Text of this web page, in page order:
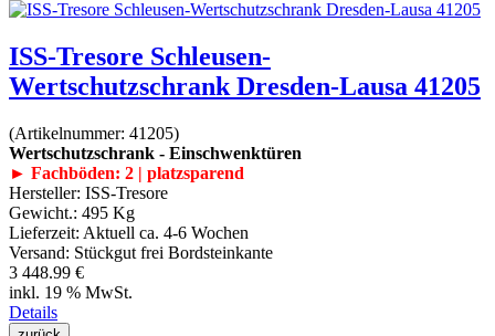
ISS-Tresore Schleusen-
Wertschutzschrank Dresden-Lausa 41205
(Artikelnummer: 41205)
Wertschutzschrank - Einschwenktüren
► Fachböden: 2 | platzsparend
Hersteller: ISS-Tresore
Gewicht.: 495 Kg
Lieferzeit: Aktuell ca. 4-6 Wochen
Versand: Stückgut frei Bordsteinkante
3 448.99 €
inkl. 19 % MwSt.
Details